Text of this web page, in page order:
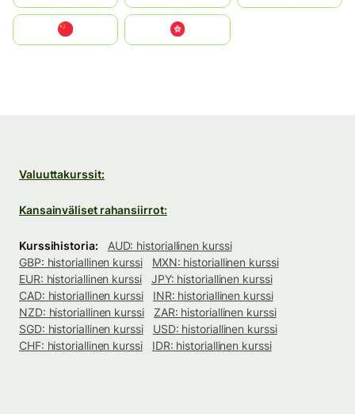
中國香港特別行政區
Valuuttakurssit:
Kansainväliset rahansiirrot:
Kurssihistoria:
AUD: historiallinen kurssi
GBP: historiallinen kurssi
MXN: historiallinen kurssi
EUR: historiallinen kurssi
JPY: historiallinen kurssi
CAD: historiallinen kurssi
INR: historiallinen kurssi
NZD: historiallinen kurssi
ZAR: historiallinen kurssi
SGD: historiallinen kurssi
USD: historiallinen kurssi
CHF: historiallinen kurssi
IDR: historiallinen kurssi